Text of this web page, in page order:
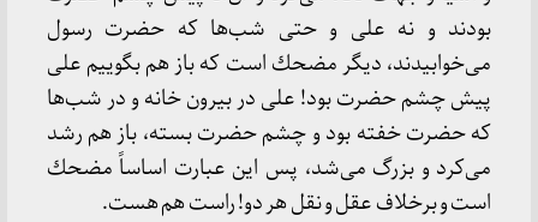
بودند و نه علی و حتی شب‌ها كه حضرت رسول
می‌خوابیدند، دیگر مضحك است كه باز هم بگوییم علی
پیش چشم حضرت بود! علی در بیرون خانه و در شب‌ها
كه حضرت خفته بود و چشم حضرت بسته، باز هم رشد
می‌كرد و بزرگ می‌شد، پس این عبارت اساساً مضحك
است و برخلاف عقل و نقل هر دو! راست هم هست.